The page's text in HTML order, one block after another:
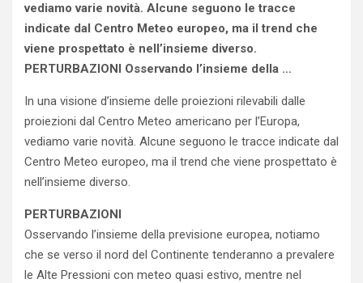
vediamo varie novità. Alcune seguono le tracce
indicate dal Centro Meteo europeo, ma il trend che
viene prospettato è nell’insieme diverso.
PERTURBAZIONI Osservando l’insieme della …
In una visione d’insieme delle proiezioni rilevabili dalle
proiezioni dal Centro Meteo americano per l’Europa,
vediamo varie novità. Alcune seguono le tracce indicate dal
Centro Meteo europeo, ma il trend che viene prospettato è
nell’insieme diverso.
PERTURBAZIONI
Osservando l’insieme della previsione europea, notiamo
che se verso il nord del Continente tenderanno a prevalere
le Alte Pressioni con meteo quasi estivo, mentre nel